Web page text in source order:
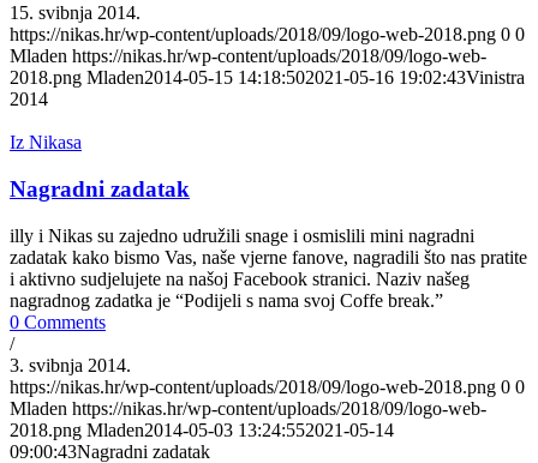
15. svibnja 2014.
https://nikas.hr/wp-content/uploads/2018/09/logo-web-2018.png 0 0
Mladen https://nikas.hr/wp-content/uploads/2018/09/logo-web-
2018.png Mladen2014-05-15 14:18:502021-05-16 19:02:43Vinistra
2014
Iz Nikasa
Nagradni zadatak
illy i Nikas su zajedno udružili snage i osmislili mini nagradni
zadatak kako bismo Vas, naše vjerne fanove, nagradili što nas pratite
i aktivno sudjelujete na našoj Facebook stranici. Naziv našeg
nagradnog zadatka je “Podijeli s nama svoj Coffe break.”
0 Comments
/
3. svibnja 2014.
https://nikas.hr/wp-content/uploads/2018/09/logo-web-2018.png 0 0
Mladen https://nikas.hr/wp-content/uploads/2018/09/logo-web-
2018.png Mladen2014-05-03 13:24:552021-05-14
09:00:43Nagradni zadatak